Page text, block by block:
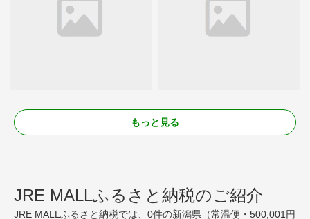
もっと見る
JRE MALLふるさと納税のご紹介
JRE MALLふるさと納税では、0件の新潟県（常温便・500,001円